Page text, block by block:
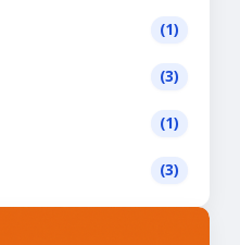
(1)
(3)
(1)
(3)